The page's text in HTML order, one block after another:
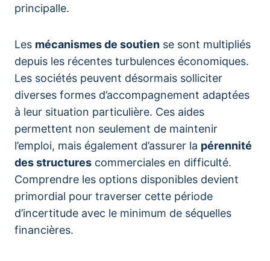
principalle.
Les mécanismes de soutien se sont multipliés
depuis les récentes turbulences économiques.
Les sociétés peuvent désormais solliciter
diverses formes d’accompagnement adaptées
à leur situation particulière. Ces aides
permettent non seulement de maintenir
l’emploi, mais également d’assurer la pérennité
des structures commerciales en difficulté.
Comprendre les options disponibles devient
primordial pour traverser cette période
d’incertitude avec le minimum de séquelles
financières.